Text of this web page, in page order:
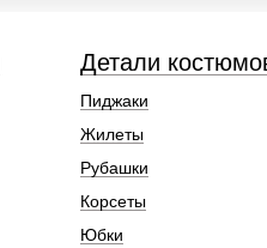
Пиджаки
Жилеты
Рубашки
Корсеты
Юбки
Детали